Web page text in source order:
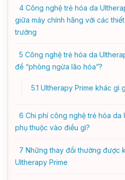
4 Công nghệ trẻ hóa da
giữa máy chính hãng với các
trường
5 Công nghệ trẻ hóa da
để “phòng ngừa lão hóa”?
5.1 Ultherapy Prime khác gì
6 Chi phí công nghệ trẻ hóa da
phụ thuộc vào điều gì?
7 Những thay đổi thường được
Ultherapy Prime